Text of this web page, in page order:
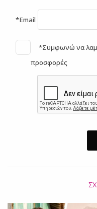
*Email
*Συμφωνώ να
προσφορές